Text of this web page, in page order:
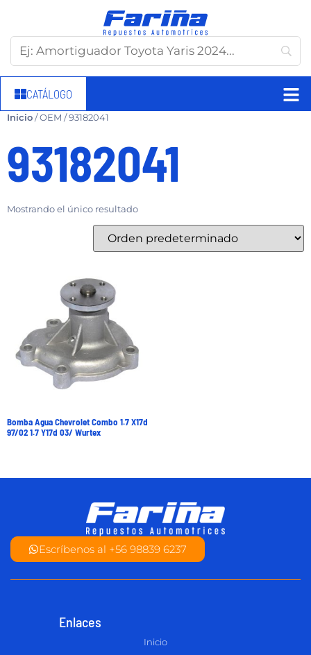
CATÁLOGO
Inicio/ OEM / 93182041
93182041
Mostrando el único resultado
Bomba Agua Chevrolet Combo 1.7 X17d
97/02 1.7 Y17d 03/ Wurtex
Escríbenos al +56 98839 6237
Enlaces
Inicio